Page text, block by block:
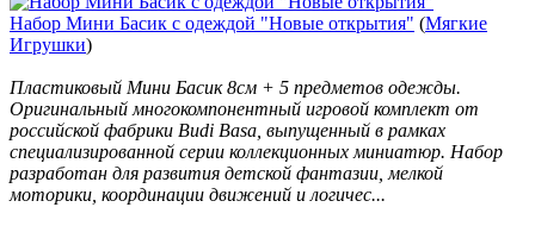
Набор Мини Басик с одеждой "Новые открытия" (Мягкие
Игрушки)
Пластиковый Мини Басик 8см + 5 предметов одежды.
Оригинальный многокомпонентный игровой комплект от
российской фабрики Budi Basa, выпущенный в рамках
специализированной серии коллекционных миниатюр. Набор
разработан для развития детской фантазии, мелкой
моторики, координации движений и логичес...